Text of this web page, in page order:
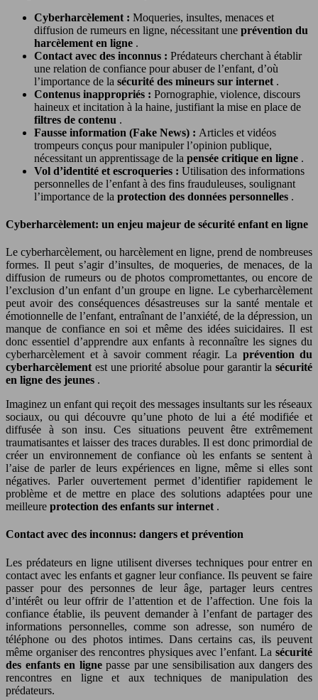
Cyberharcèlement : Moqueries, insultes, menaces et
diffusion de rumeurs en ligne, nécessitant une prévention du
harcèlement en ligne .
Contact avec des inconnus : Prédateurs cherchant à établir
une relation de confiance pour abuser de l’enfant, d’où
l’importance de la sécurité des mineurs sur internet .
Contenus inappropriés : Pornographie, violence, discours
haineux et incitation à la haine, justifiant la mise en place de
filtres de contenu .
Fausse information (Fake News) : Articles et vidéos
trompeurs conçus pour manipuler l’opinion publique,
nécessitant un apprentissage de la pensée critique en ligne .
Vol d’identité et escroqueries : Utilisation des informations
personnelles de l’enfant à des fins frauduleuses, soulignant
l’importance de la protection des données personnelles .
Cyberharcèlement: un enjeu majeur de sécurité enfant en ligne
Le cyberharcèlement, ou harcèlement en ligne, prend de nombreuses
formes. Il peut s’agir d’insultes, de moqueries, de menaces, de la
diffusion de rumeurs ou de photos compromettantes, ou encore de
l’exclusion d’un enfant d’un groupe en ligne. Le cyberharcèlement
peut avoir des conséquences désastreuses sur la santé mentale et
émotionnelle de l’enfant, entraînant de l’anxiété, de la dépression, un
manque de confiance en soi et même des idées suicidaires. Il est
donc essentiel d’apprendre aux enfants à reconnaître les signes du
cyberharcèlement et à savoir comment réagir. La prévention du
cyberharcèlement est une priorité absolue pour garantir la sécurité
en ligne des jeunes .
Imaginez un enfant qui reçoit des messages insultants sur les réseaux
sociaux, ou qui découvre qu’une photo de lui a été modifiée et
diffusée à son insu. Ces situations peuvent être extrêmement
traumatisantes et laisser des traces durables. Il est donc primordial de
créer un environnement de confiance où les enfants se sentent à
l’aise de parler de leurs expériences en ligne, même si elles sont
négatives. Parler ouvertement permet d’identifier rapidement le
problème et de mettre en place des solutions adaptées pour une
meilleure protection des enfants sur internet .
Contact avec des inconnus: dangers et prévention
Les prédateurs en ligne utilisent diverses techniques pour entrer en
contact avec les enfants et gagner leur confiance. Ils peuvent se faire
passer pour des personnes de leur âge, partager leurs centres
d’intérêt ou leur offrir de l’attention et de l’affection. Une fois la
confiance établie, ils peuvent demander à l’enfant de partager des
informations personnelles, comme son adresse, son numéro de
téléphone ou des photos intimes. Dans certains cas, ils peuvent
même organiser des rencontres physiques avec l’enfant. La sécurité
des enfants en ligne passe par une sensibilisation aux dangers des
rencontres en ligne et aux techniques de manipulation des
prédateurs.